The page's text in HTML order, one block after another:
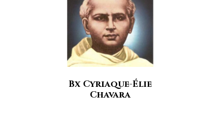
Bx Cyriaque-Élie
Chavara